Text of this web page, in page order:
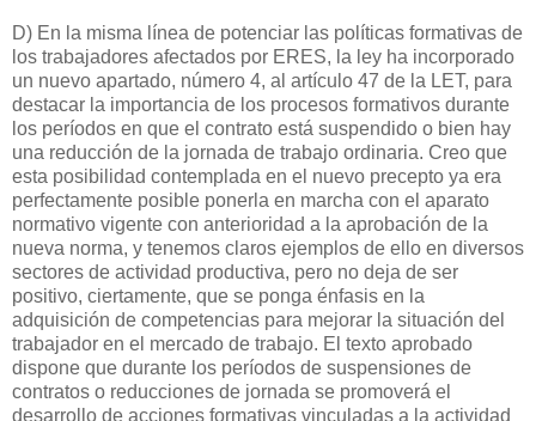
D) En la misma línea de potenciar las políticas formativas de
los trabajadores afectados por ERES, la ley ha incorporado
un nuevo apartado, número 4, al artículo 47 de la LET, para
destacar la importancia de los procesos formativos durante
los períodos en que el contrato está suspendido o bien hay
una reducción de la jornada de trabajo ordinaria. Creo que
esta posibilidad contemplada en el nuevo precepto ya era
perfectamente posible ponerla en marcha con el aparato
normativo vigente con anterioridad a la aprobación de la
nueva norma, y tenemos claros ejemplos de ello en diversos
sectores de actividad productiva, pero no deja de ser
positivo, ciertamente, que se ponga énfasis en la
adquisición de competencias para mejorar la situación del
trabajador en el mercado de trabajo. El texto aprobado
dispone que durante los períodos de suspensiones de
contratos o reducciones de jornada se promoverá el
desarrollo de acciones formativas vinculadas a la actividad